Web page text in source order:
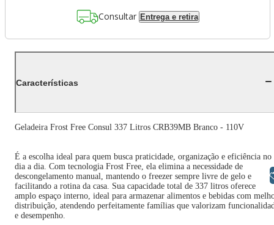
Consultar Entrega e retira
Características
Geladeira Frost Free Consul 337 Litros CRB39MB Branco - 110V
É a escolha ideal para quem busca praticidade, organização e eficiência no
dia a dia. Com tecnologia Frost Free, ela elimina a necessidade de
descongelamento manual, mantendo o freezer sempre livre de gelo e
facilitando a rotina da casa. Sua capacidade total de 337 litros oferece
amplo espaço interno, ideal para armazenar alimentos e bebidas com
distribuição, atendendo perfeitamente famílias que valorizam
e desempenho.
Libras